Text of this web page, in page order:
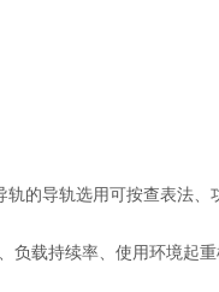
的导轨选用可按查表法、
持续率、使用环境起重